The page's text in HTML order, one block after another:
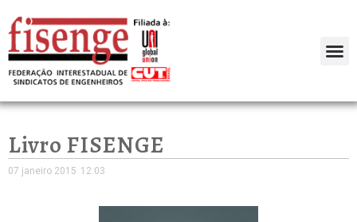
Livro FISENGE
07 janeiro 2015 12:03